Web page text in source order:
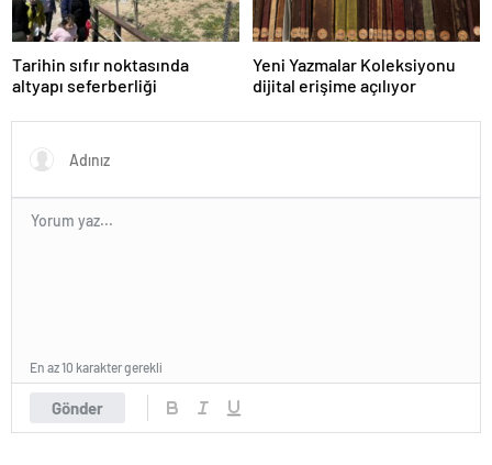
Tarihin sıfır noktasında
altyapı seferberliği
Yeni Yazmalar Koleksiyonu
dijital erişime açılıyor
Gönder
En az 10 karakter gerekli